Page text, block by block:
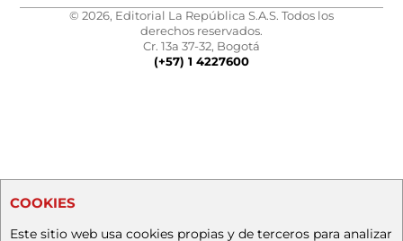
© 2026, Editorial La República S.A.S. Todos los
derechos reservados.
Cr. 13a 37-32, Bogotá
(+57) 1 4227600
COOKIES
Este sitio web usa cookies propias y de terceros para analizar